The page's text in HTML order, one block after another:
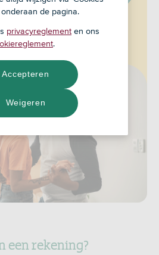
een rekening?
de pagina.
privacyreglement en ons
.
Weigeren
Accepteren